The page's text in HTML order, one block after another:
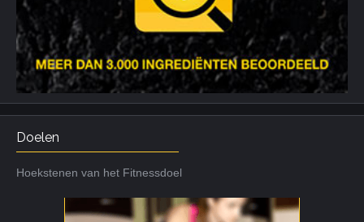
Doelen
Hoekstenen van het Fitnessdoel